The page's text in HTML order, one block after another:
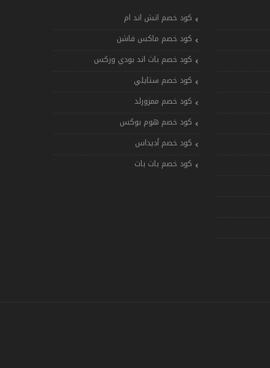
كود خصم اتش اند ام
كود خصم ماكس فاشن
كود خصم باث اند بودي وركس
كود خصم ستايلي
كود خصم ممزورلد
كود خصم هوم بوكس
كود خصم أديداس
كود خصم بات بات